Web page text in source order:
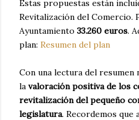
Estas propuestas están
Revitalización del Comercio.
Ayuntamiento 33.260 euros.
plan: Resumen del plan
Con una lectura del
la valoración positiva de los
revitalización del pequeño
legislatura. Recordemos que